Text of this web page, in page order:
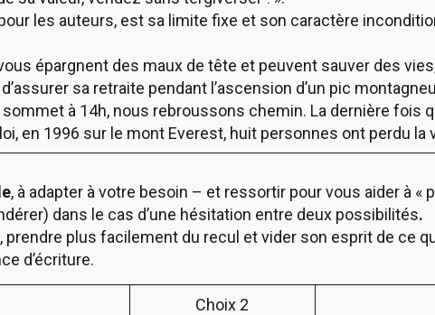
les auteurs, est sa limite fixe et son caractère
épargnent des maux de tête et peuvent sauver des
sa retraite pendant l’ascension d’un pic
à 14h, nous rebroussons chemin. La dernière fois
en 1996 sur le mont Everest, huit personnes ont perdu la
, à adapter à votre besoin – et ressortir pour vous aider à «
dans le cas d’une hésitation entre deux possibilités.
plus facilement du recul et vider son esprit de ce
d’écriture.
Choix 2